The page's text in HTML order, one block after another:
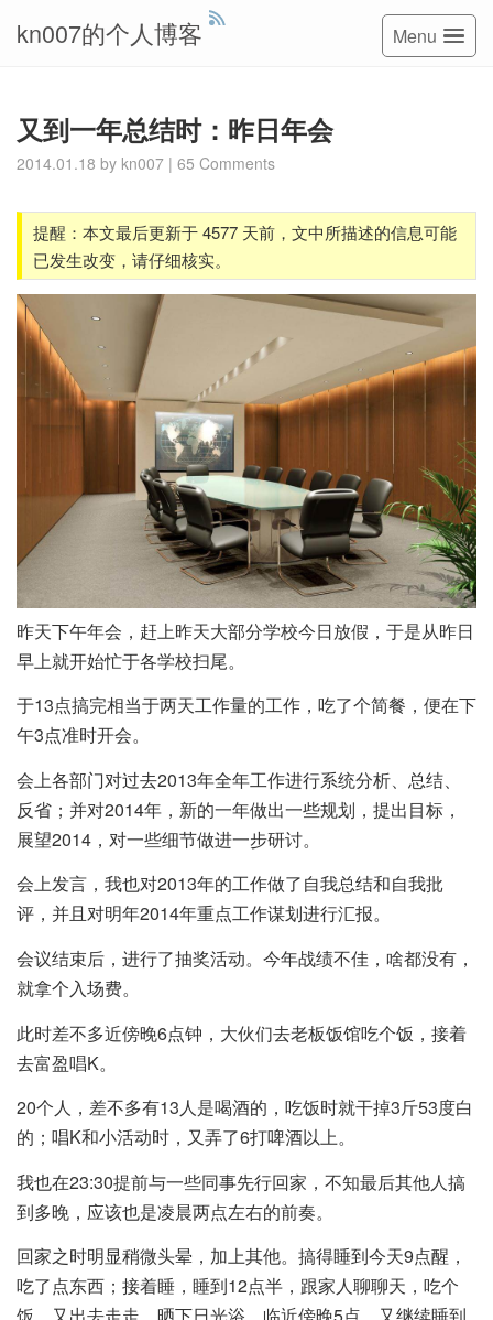
kn007的个人博客 Menu
又到一年总结时：昨日年会
2014.01.18 by kn007 | 65 Comments
提醒：本文最后更新于 4577 天前，文中所描述的信息可能
已发生改变，请仔细核实。
昨天下午年会，赶上昨天大部分学校今日放假，于是从昨日
早上就开始忙于各学校扫尾。
于13点搞完相当于两天工作量的工作，吃了个简餐，便在下
午3点准时开会。
会上各部门对过去2013年全年工作进行系统分析、总结、
反省；并对2014年，新的一年做出一些规划，提出目标，
展望2014，对一些细节做进一步研讨。
会上发言，我也对2013年的工作做了自我总结和自我批
评，并且对明年2014年重点工作谋划进行汇报。
会议结束后，进行了抽奖活动。今年战绩不佳，啥都没有，
就拿个入场费。
此时差不多近傍晚6点钟，大伙们去老板饭馆吃个饭，接着
去富盈唱K。
20个人，差不多有13人是喝酒的，吃饭时就干掉3斤53度白
的；唱K和小活动时，又弄了6打啤酒以上。
我也在23:30提前与一些同事先行回家，不知最后其他人搞
到多晚，应该也是凌晨两点左右的前奏。
回家之时明显稍微头晕，加上其他。搞得睡到今天9点醒，
吃了点东西；接着睡，睡到12点半，跟家人聊聊天，吃个